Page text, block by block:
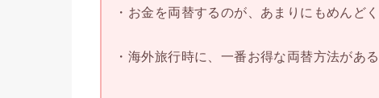
・お金を両替するのが、あまりにもめんどく
・海外旅行時に、一番お得な両替方法があ